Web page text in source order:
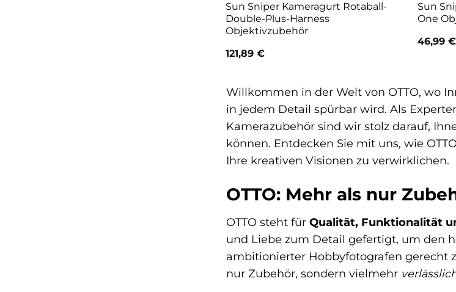
Sun Sniper Kameragurt Rotaball-
Double-Plus-Harness
Objektivzubehör
121,89€
Sun
One
46,99€
Willkommen in der Welt von OTTO, wo
in jedem Detail spürbar wird. Als
Kamerazubehör sind wir stolz darauf,
können. Entdecken Sie mit uns, wie
Ihre kreativen Visionen zu verwirklichen.
OTTO: Mehr als nur
OTTO steht für Qualität, Funktionalität
und Liebe zum Detail gefertigt, um den
ambitionierter Hobbyfotografen gerecht
nur Zubehör, sondern vielmehr